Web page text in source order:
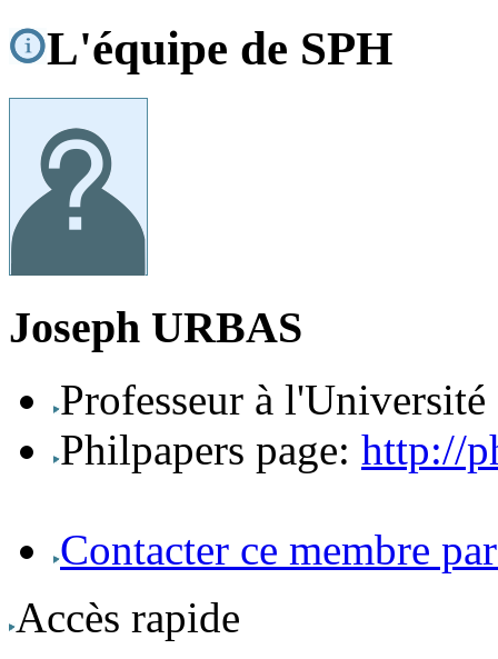
L'équipe de SPH
Joseph URBAS
Professeur à
Philpapers page: http://
Contacter ce membre
Accès rapide